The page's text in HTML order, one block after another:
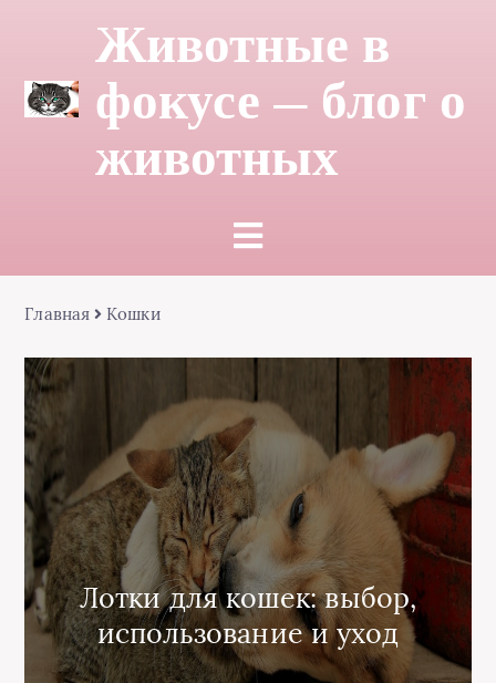
Животные в
фокусе — блог о
животных
Главная Кошки
Лотки для кошек: выбор,
использование и уход